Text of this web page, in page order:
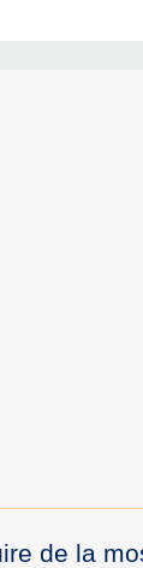
de la